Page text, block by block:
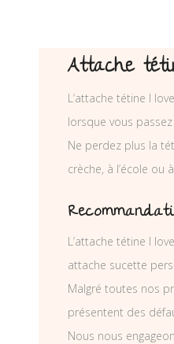
Attache
L’attache tétine I
lorsque vous
Ne perdez plus la
crèche, à l’école ou
L’attache tétine I
attache sucette
Malgré toutes nos
présentent des
Nous nous